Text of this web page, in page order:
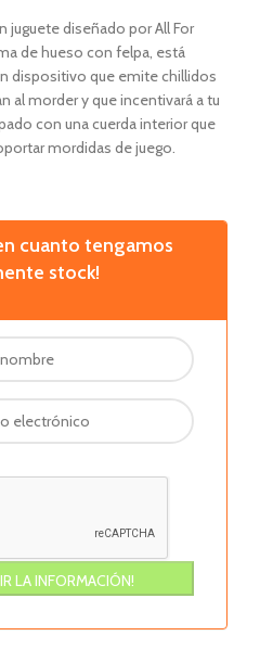
juguete diseñado por All For
de hueso con felpa, está
dispositivo que emite chillidos
al morder y que incentivará a tu
con una cuerda interior que
mordidas de juego.
cuanto tengamos
stock!